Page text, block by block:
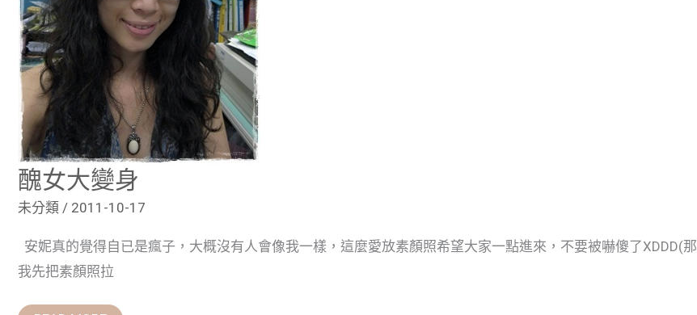
醜女大變身
未分類 / 2011-10-17
安妮真的覺得自已是瘋子，大概沒有人會像我一樣，這麼愛放素顏照希望大家一點進來，不要被嚇傻了XDDD(那
我先把素顏照拉